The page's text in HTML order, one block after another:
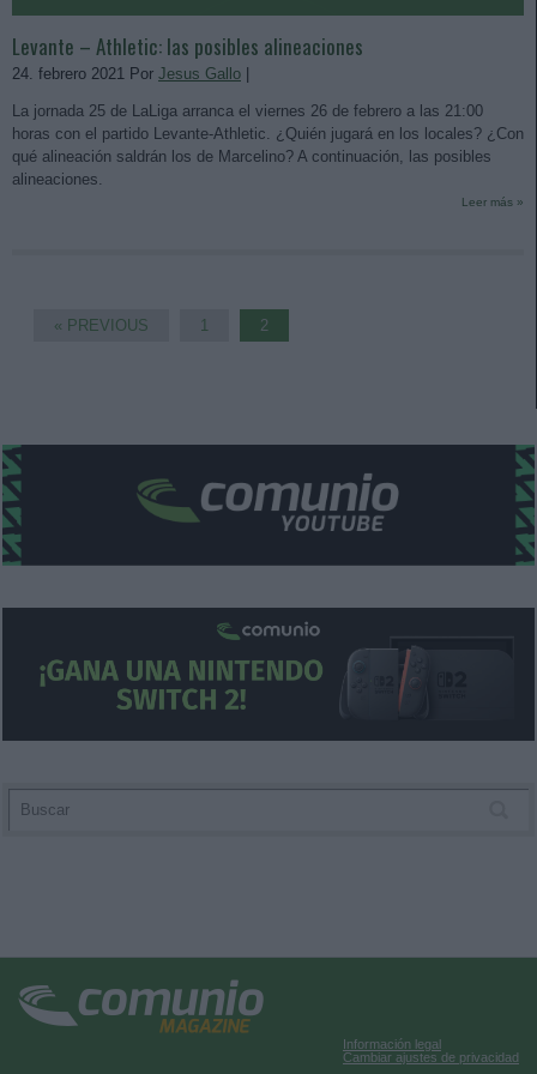
Levante – Athletic: las posibles alineaciones
24. febrero 2021 Por Jesus Gallo
La jornada 25 de LaLiga arranca el viernes 26 de febrero a las 21:00
horas con el partido Levante-Athletic. ¿Quién jugará en los locales? ¿Con
qué alineación saldrán los de Marcelino? A continuación, las posibles
alineaciones.
Leer más »
« PREVIOUS 1 2
Información legal
Cambiar ajustes de privacidad